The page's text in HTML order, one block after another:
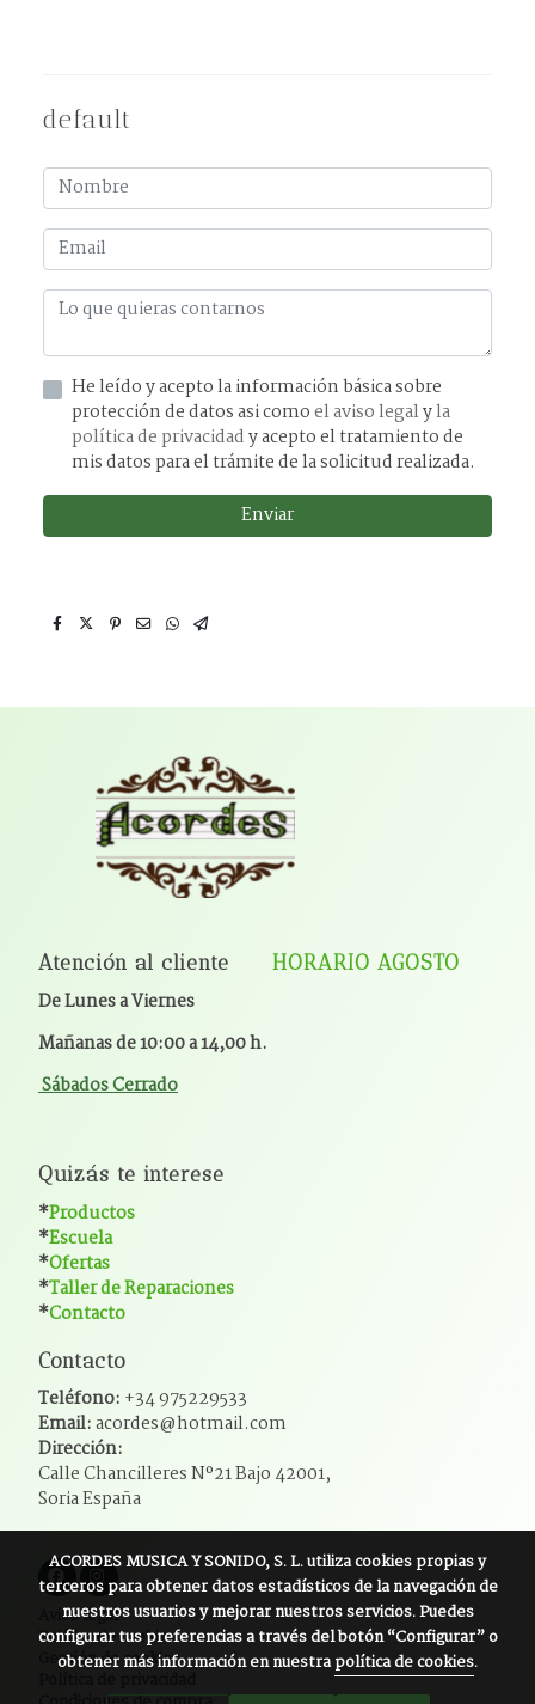
default
He leído y acepto la información básica sobre
protección de datos asi comoel aviso legalyla
política de privacidady acepto el tratamiento de
mis datos para el trámite de la solicitud realizada.
Enviar
Atención al cliente HORARIO AGOSTO
De Lunes a Viernes
Mañanas de 10:00 a 14,00 h.
Sábados Cerrado
Quizás te interese
*Productos
*Escuela
*Ofertas
*Taller de Reparaciones
*Contacto
Contacto
Teléfono: +34 975229533
Email:acordes@hotmail.com
Dirección:
Calle Chancilleres Nº21 Bajo 42001,
Soria España
Aviso legal
Política de cookies
Gestión de cookies
ACORDES MUSICA Y SONIDO, S. L.utiliza cookies propias y
terceros para obtener datos estadísticos de la navegación de
nuestros usuarios y mejorar nuestros servicios. Puedes
configurar tus preferencias a través del botón “Configurar” o
obtener más información en nuestrapolítica de cookies.